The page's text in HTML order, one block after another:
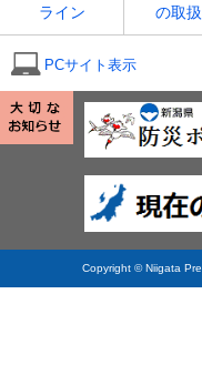
ライン
の取
PCサイト表示
Copyright © Niigata